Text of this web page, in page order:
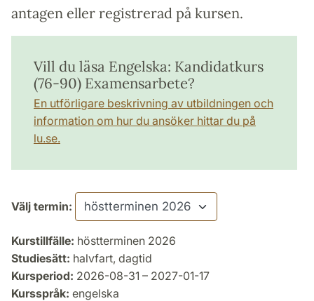
antagen eller registrerad på kursen.
Vill du läsa Engelska: Kandidatkurs
(76-90) Examensarbete?
En utförligare beskrivning av utbildningen och
information om hur du ansöker hittar du på
lu.se.
Välj termin:
Kurstillfälle: höstterminen 2026
Studiesätt: halvfart, dagtid
Kursperiod: 2026-08-31 – 2027-01-17
Kursspråk: engelska